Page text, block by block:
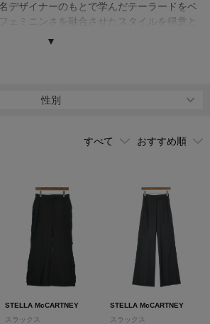
デザイナーのもとで学んだテーラードをベ
ェミニンさを融合させたスタイルを得意と
配慮するデザイナーとしても有名。ブラン
も、クルーエルティフリー（動物を犠牲に
▼
性別
STELLA McCARTNEY
スラックス
STELLA McCARTNEY
スラックス